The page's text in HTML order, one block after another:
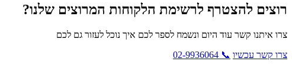
רוצים להצטרף לרשימת הלקוחות המרוצים שלנו?
צרו איתנו קשר עוד היום ונשמח לספר לכם איך נוכל לעזור גם לכם
צרו קשר עכשיו 📞 02-9936064